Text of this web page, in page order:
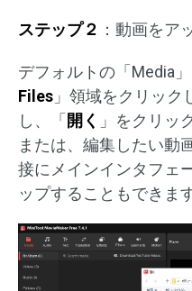
ステップ２ ：動画をア
デフォルトの「Media
Files 」領域をクリック
し、「 開く 」をクリッ
または、編集したい動
接にメインインタフェ
ップすることもできます